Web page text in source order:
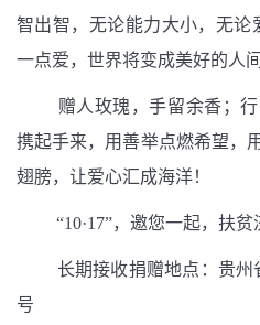
智出智，无论能力大小，无论
一点爱，世界将变成美好的人
赠人玫瑰，手留余香；
携起手来，用善举点燃希望，
翅膀，让爱心汇成海洋！
“10·17”，邀您一起，扶贫
长期接收捐赠地点：贵州
号